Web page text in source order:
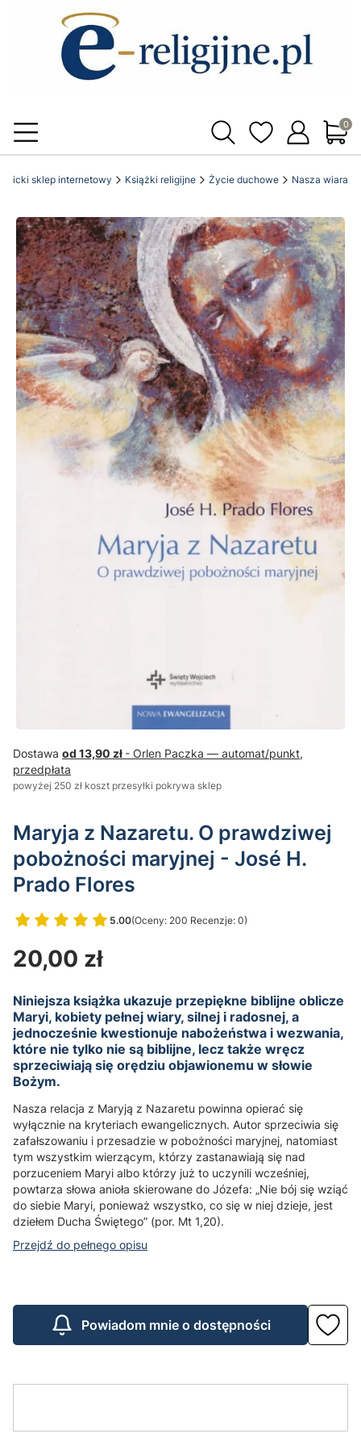
sklep internetowy Książki religijne Życie duchowe Nasza wiara
Dostawa od 13,90 zł - Orlen Paczka — automat/punkt,
przedpłata
powyżej 250 zł koszt przesyłki pokrywa sklep
Maryja z Nazaretu. O prawdziwej
pobożności maryjnej - José H.
Prado Flores
5.00(Oceny: 200 Recenzje: 0)
Przejdź do sekcji Opinie
Cena
20,00 zł
Niniejsza książka ukazuje przepiękne biblijne oblicze
Maryi, kobiety pełnej wiary, silnej i radosnej, a
jednocześnie kwestionuje nabożeństwa i wezwania,
które nie tylko nie są biblijne, lecz także wręcz
sprzeciwiają się orędziu objawionemu w słowie
Bożym.
Nasza relacja z Maryją z Nazaretu powinna opierać się
wyłącznie na kryteriach ewangelicznych. Autor sprzeciwia się
zafałszowaniu i przesadzie w pobożności maryjnej, natomiast
tym wszystkim wierzącym, którzy zastanawiają się nad
porzuceniem Maryi albo którzy już to uczynili wcześniej,
powtarza słowa anioła skierowane do Józefa: „Nie bój się wziąć
do siebie Maryi, ponieważ wszystko, co się w niej dzieje, jest
dziełem Ducha Świętego” (por. Mt 1,20).
Przejdź do pełnego opisu
Powiadom mnie o dostępności